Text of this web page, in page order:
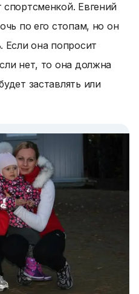
Евгений
по его стопам, но он
Если она попросит
нет, то она должна
заставлять или